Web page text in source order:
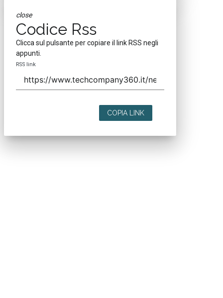
close
Codice Rss
Clicca sul pulsante per copiare il link RSS negli
appunti.
RSS link
COPIA LINK